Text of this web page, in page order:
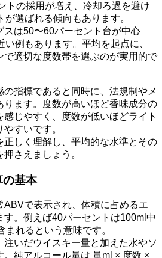
トの採用が増え、冷却ろ過を避け
選ばれる傾向もあります。
スは50〜60パーセント台が中心
例もあります。平均を起点に、
で適切な度数帯を選ぶのが実用的で
指標であると同時に、法規制やメ
ります。度数が高いほど香味成分の
じやすく、度数が低いほどライト
すいです。
正しく理解し、平均的な水準とその
さえましょう。
基本
ABVで表示され、体積に占めるエ
す。例えば40パーセントは100ml中
れるという意味です。
注いだウイスキー量と加えた水やソ
純アルコール量は 量ml × 度数 ×